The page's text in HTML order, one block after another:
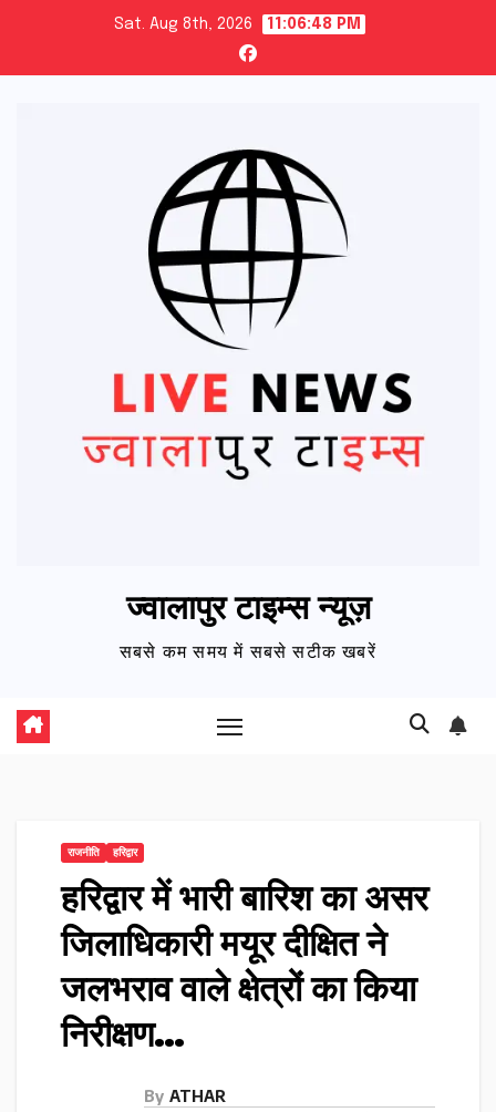
content
Sat. Aug 8th, 2026 11:06:49 PM
ज्वालापुर टाइम्स न्यूज़
सबसे कम समय में सबसे सटीक खबरें
राजनीति हरिद्वार
हरिद्वार में भारी बारिश का असर
जिलाधिकारी मयूर दीक्षित ने
जलभराव वाले क्षेत्रों का किया
निरीक्षण…
By ATHAR